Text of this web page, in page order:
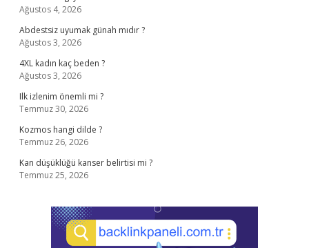
Ağustos 4, 2026
Abdestsiz uyumak günah mıdır ?
Ağustos 3, 2026
4XL kadın kaç beden ?
Ağustos 3, 2026
Ilk izlenim önemli mi ?
Temmuz 30, 2026
Kozmos hangi dilde ?
Temmuz 26, 2026
Kan düşüklüğü kanser belirtisi mi ?
Temmuz 25, 2026